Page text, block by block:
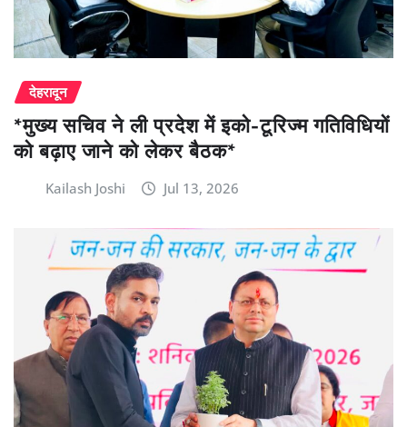
देहरादून
*मुख्य सचिव ने ली प्रदेश में इको-टूरिज्म गतिविधियों
को बढ़ाए जाने को लेकर बैठक*
Kailash Joshi Jul 13, 2026